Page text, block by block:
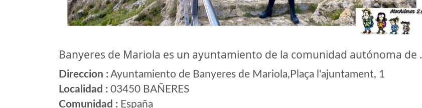
Banyeres de Mariola es un ayuntamiento de la comunidad autónoma de .
Direccion :Ayuntamiento de Banyeres de Mariola,Plaça l'ajuntament, 1
Localidad : 03450 BAÑERES
Comunidad : España